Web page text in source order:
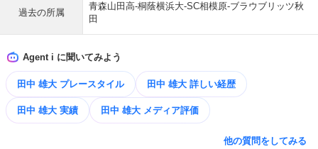
過去の所属
青森山田高-桐蔭横浜大-SC相模原-ブラウブリッツ秋
田
Agent i に聞いてみよう
田中 雄大 プレースタイル 田中 雄大 詳しい経歴
田中 雄大 実績 田中 雄大 メディア評価
他の質問をしてみる